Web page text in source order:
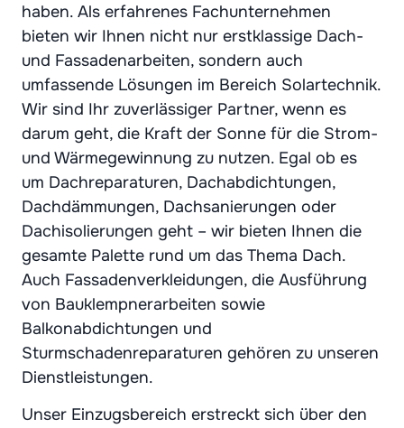
haben. Als erfahrenes Fachunternehmen
bieten wir Ihnen nicht nur erstklassige Dach-
und Fassadenarbeiten, sondern auch
umfassende Lösungen im Bereich Solartechnik.
Wir sind Ihr zuverlässiger Partner, wenn es
darum geht, die Kraft der Sonne für die Strom-
und Wärmegewinnung zu nutzen. Egal ob es
um Dachreparaturen, Dachabdichtungen,
Dachdämmungen, Dachsanierungen oder
Dachisolierungen geht – wir bieten Ihnen die
gesamte Palette rund um das Thema Dach.
Auch Fassadenverkleidungen, die Ausführung
von Bauklempnerarbeiten sowie
Balkonabdichtungen und
Sturmschadenreparaturen gehören zu unseren
Dienstleistungen.
Unser Einzugsbereich erstreckt sich über den